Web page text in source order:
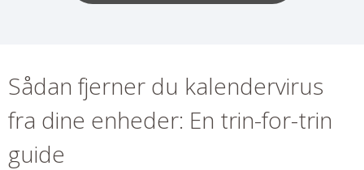
Sådan fjerner du kalendervirus
fra dine enheder: En trin-for-trin
guide